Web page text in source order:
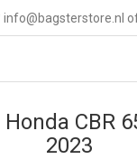
info@bagsterstore.nl
CBR
2023